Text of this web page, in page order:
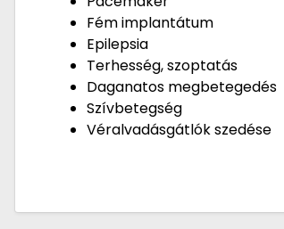
Fém implantátum
Epilepsia
Terhesség, szoptatás
Daganatos megbetegedés
Szívbetegség
Véralvadásgátlók szedése